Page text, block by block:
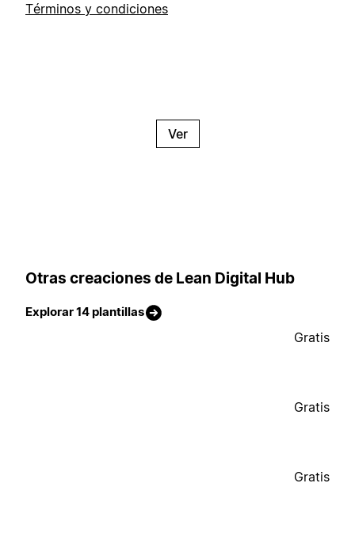
Términos y condiciones
Ver
Otras creaciones de Lean Digital Hub
Explorar 14 plantillas
Gratis
Gratis
Gratis